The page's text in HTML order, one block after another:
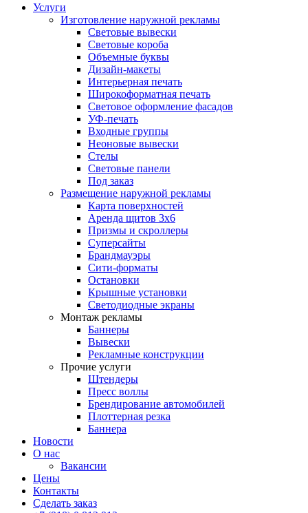
Услуги
Изготовление наружной рекламы
Световые вывески
Световые короба
Объемные буквы
Дизайн-макеты
Интерьерная печать
Широкоформатная печать
Световое оформление фасадов
УФ-печать
Входные группы
Неоновые вывески
Стелы
Световые панели
Под заказ
Размещение наружной рекламы
Карта поверхностей
Аренда щитов 3х6
Призмы и скроллеры
Суперсайты
Брандмауэры
Сити-форматы
Остановки
Крышные установки
Светодиодные экраны
Монтаж рекламы
Баннеры
Вывески
Рекламные конструкции
Прочие услуги
Штендеры
Пресс воллы
Брендирование автомобилей
Плоттерная резка
Баннера
Новости
О нас
Вакансии
Цены
Контакты
Сделать заказ